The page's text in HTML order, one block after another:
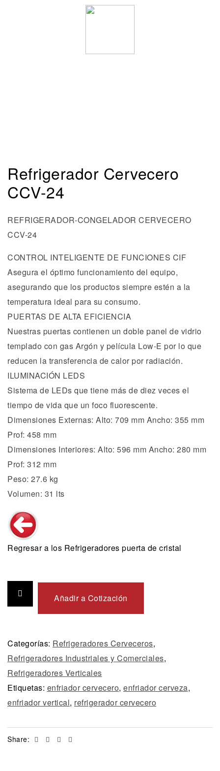
Refrigerador Cervecero
CCV-24
REFRIGERADOR-CONGELADOR CERVECERO
CCV-24
CONTROL INTELIGENTE DE FUNCIONES CIF
Asegura el óptimo funcionamiento del equipo,
asegurando que los productos siempre estén a la
temperatura ideal para su consumo.
PUERTAS DE ALTA EFICIENCIA
Nuestras puertas contienen un doble panel de vidrio
templado con gas Argón y película Low-E por lo que
reducen la transferencia de calor por radiación.
ILUMINACIÓN LEDS
Sistema de LEDs que tiene más de diez veces el
tiempo de vida que un foco fluorescente.
Dimensiones Externas: Alto: 709 mm Ancho: 355 mm
Prof: 458 mm
Dimensiones Interiores: Alto: 596 mm Ancho: 280 mm
Prof: 312 mm
Peso: 27.6 kg
Volumen: 31 lts
Regresar a los Refrigeradores puerta de cristal
Añadir a Cotización
Categorías: Refrigeradores Cerveceros,
Refrigeradores Industriales y Comerciales,
Refrigeradores Verticales
Etiquetas: enfriador cervecero, enfriador cerveza,
enfriador vertical, refrigerador cervecero
Share: Facebook
TwitterLinkedin